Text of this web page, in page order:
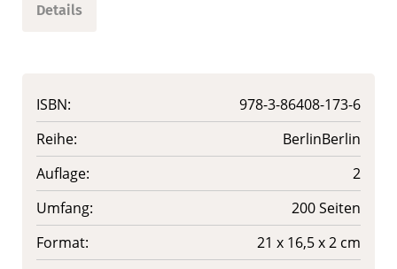
Details
ISBN:
978-3-86408-173-6
Reihe:
BerlinBerlin
Auflage:
2
Umfang:
200 Seiten
Format:
21 x 16,5 x 2 cm